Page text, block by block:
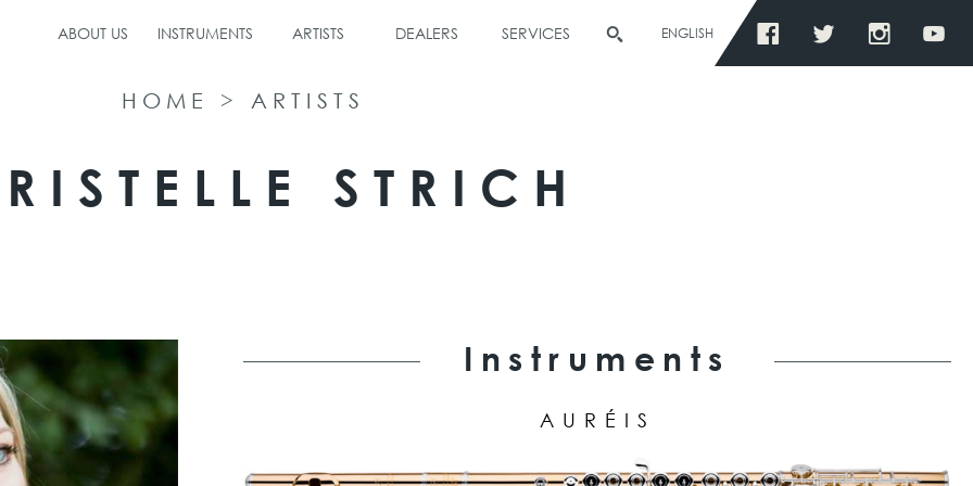
ABOUT US INSTRUMENTS ARTISTS DEALERS SERVICES ENGLISH
HOME > ARTISTS
STRICH
Instruments
AURÉIS